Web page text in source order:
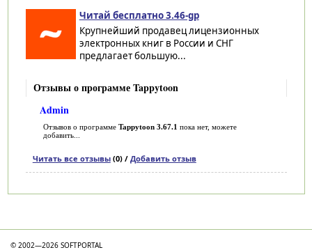
Читай бесплатно 3.46-gp
Крупнейший продавец лицензионных
электронных книг в России и СНГ
предлагает большую...
Отзывы о программе Tappytoon
Admin
Отзывов о программе Tappytoon 3.67.1 пока нет, можете
добавить...
Читать все отзывы(0) / Добавить отзыв
© 2002—2026 SOFTPORTAL